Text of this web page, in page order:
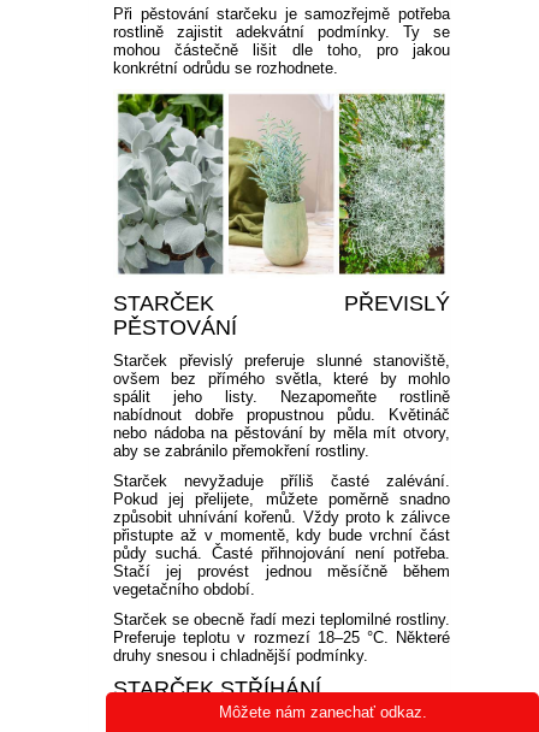
Môžete nám zanechať odkaz.
Při pěstování starčeku je samozřejmě potřeba
rostlině zajistit adekvátní podmínky. Ty se
mohou částečně lišit dle toho, pro jakou
konkrétní odrůdu se rozhodnete.
STARČEK PŘEVISLÝ
PĚSTOVÁNÍ
Starček převislý preferuje slunné stanoviště,
ovšem bez přímého světla, které by mohlo
spálit jeho listy. Nezapomeňte rostlině
nabídnout dobře propustnou půdu. Květináč
nebo nádoba na pěstování by měla mít otvory,
aby se zabránilo přemokření rostliny.
Starček nevyžaduje příliš časté zalévání.
Pokud jej přelijete, můžete poměrně snadno
způsobit uhnívání kořenů. Vždy proto k zálivce
přistupte až v momentě, kdy bude vrchní část
půdy suchá. Časté přihnojování není potřeba.
Stačí jej provést jednou měsíčně během
vegetačního období.
Starček se obecně řadí mezi teplomilné rostliny.
Preferuje teplotu v rozmezí 18–25 °C. Některé
druhy snesou i chladnější podmínky.
STARČEK STŘÍHÁNÍ
Požadavky na řez a péči se přirozeně liší dle